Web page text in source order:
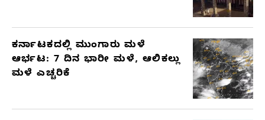
ಕರ್ನಾಟಕದಲ್ಲಿ ಮುಂಗಾರು ಮಳೆ
ಆರ್ಭಟ: 7 ದಿನ ಭಾರೀ ಮಳೆ, ಆಲಿಕಲ್ಲು
ಮಳೆ ಎಚ್ಚರಿಕೆ